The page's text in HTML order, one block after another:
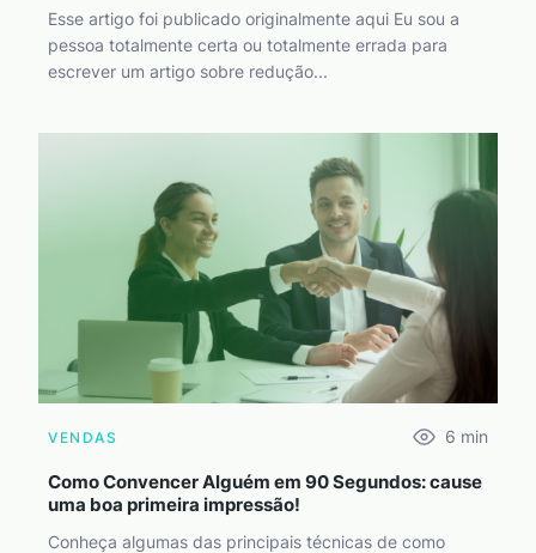
Esse artigo foi publicado originalmente aqui Eu sou a
pessoa totalmente certa ou totalmente errada para
escrever um artigo sobre redução...
VENDAS 6 min
Como Convencer Alguém em 90 Segundos: cause
uma boa primeira impressão!
Conheça algumas das principais técnicas de como